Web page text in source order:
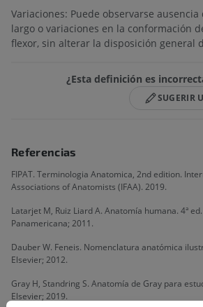
Variaciones: Puede observarse
largo o variaciones en la conformación
flexor, sin alterar la disposición general
¿Esta definición es
SUGERIR
Referencias
FIPAT. Terminologia Anatomica, 2nd edition.
Associations of Anatomists (IFAA). 2019.
Latarjet M, Ruiz Liard A. Anatomía humana. 4ª
Panamericana; 2011.
Dauber W. Feneis. Nomenclatura anatómica
Elsevier; 2012.
Gray H, Standring S. Anatomía de Gray para
Elsevier; 2019.